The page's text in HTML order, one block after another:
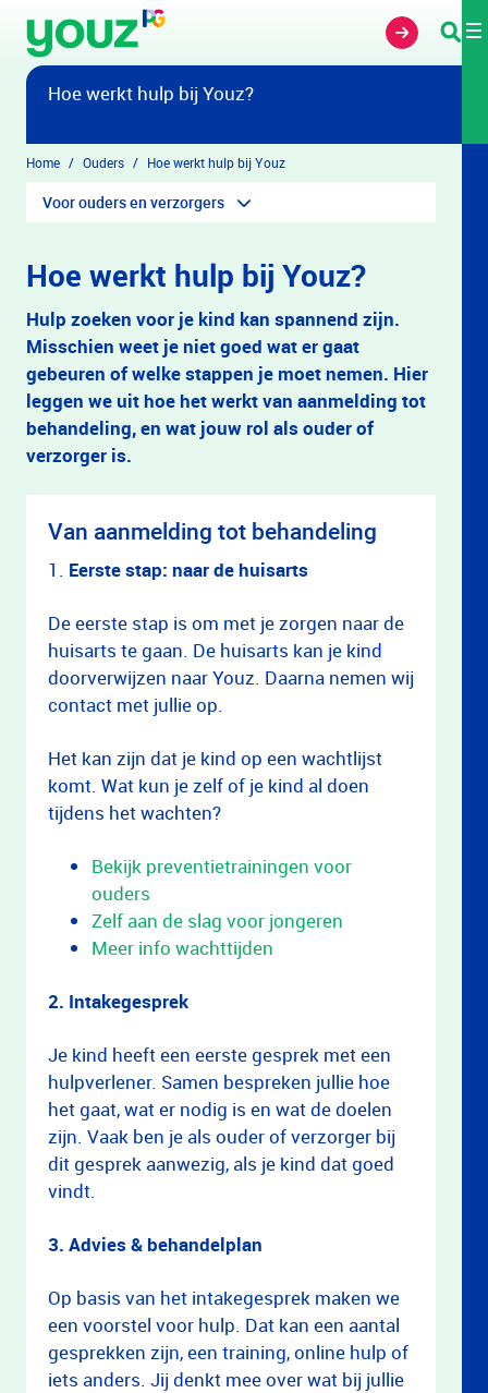
Overslaan en naar hoofdinhoud gaan
Hoe werkt hulp bij Youz?
Home Ouders Hoe werkt hulp bij Youz
Voor ouders en verzorgers
Hoe werkt hulp bij Youz?
Hulp zoeken voor je kind kan spannend zijn.
Misschien weet je niet goed wat er gaat
gebeuren of welke stappen je moet nemen. Hier
leggen we uit hoe het werkt van aanmelding tot
behandeling, en wat jouw rol als ouder of
verzorger is.
Van aanmelding tot behandeling
1. Eerste stap: naar de huisarts
De eerste stap is om met je zorgen naar de
huisarts te gaan. De huisarts kan je kind
doorverwijzen naar Youz. Daarna nemen wij
contact met jullie op.
Het kan zijn dat je kind op een wachtlijst
komt. Wat kun je zelf of je kind al doen
tijdens het wachten?
Bekijk preventietrainingen voor
ouders
Zelf aan de slag voor jongeren
Meer info wachttijden
2. Intakegesprek
Je kind heeft een eerste gesprek met een
hulpverlener. Samen bespreken jullie hoe
het gaat, wat er nodig is en wat de doelen
zijn. Vaak ben je als ouder of verzorger bij
dit gesprek aanwezig, als je kind dat goed
vindt.
3. Advies & behandelplan
Op basis van het intakegesprek maken we
een voorstel voor hulp. Dat kan een aantal
gesprekken zijn, een training, online hulp of
iets anders. Jij denkt mee over wat bij jullie